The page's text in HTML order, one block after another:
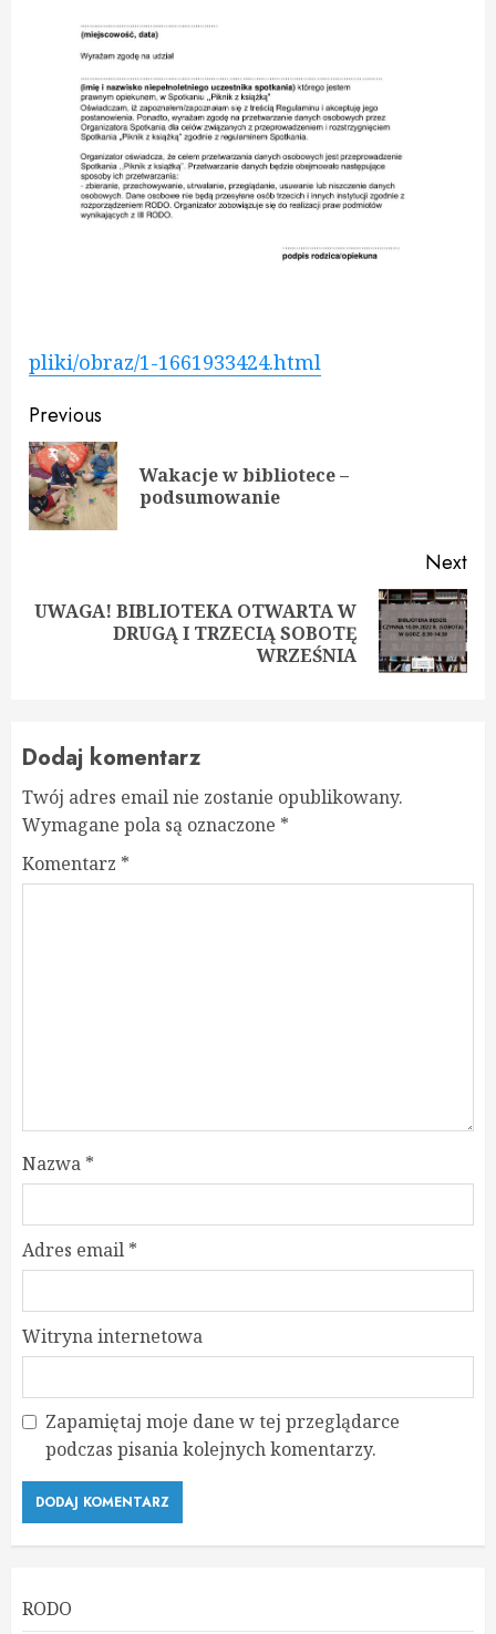
pliki/obraz/1-1661933424.html
Continue
Reading
Previous
Wakacje w bibliotece –
podsumowanie
Next
Next
UWAGA! BIBLIOTEKA OTWARTA W
DRUGĄ I TRZECIĄ SOBOTĘ
WRZEŚNIA
Dodaj komentarz
Twój adres email nie zostanie opublikowany.
Wymagane pola są oznaczone *
Komentarz *
Nazwa *
Adres email *
Witryna internetowa
Zapamiętaj moje dane w tej przeglądarce
podczas pisania kolejnych komentarzy.
RODO